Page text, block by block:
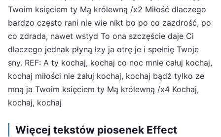
Twoim księciem ty Mą królewną /x2 Miłość dlaczego
bardzo często rani nie wie nikt bo po co zazdrość, po
co zdrada, nawet wstyd To ona szczęście daje Ci
dlaczego jednak płyną łzy ja otrę je i spełnię Twoje
sny. REF: A ty kochaj, kochaj co noc mnie całuj kochaj,
kochaj miłości nie żałuj kochaj, kochaj bądź tylko ze
mną ja Twoim księciem ty Mą królewną /x4 Kochaj,
kochaj, kochaj
Więcej tekstów piosenek Effect